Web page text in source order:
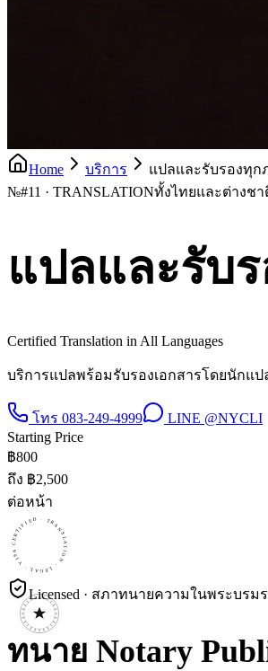
Home บริการ
แปลและรับรองทุก
№#11 · TRANSLATIONทั้งไทยและต่างชา
แปลและรับ
Certified Translation in All Languages
บริการแปลพร้อมรับรองเอกสารโดยนักแป
โทร 083-249-4999 LINE @NYCLI
Starting Price
฿800
ถึง ฿2,500
ต่อหน้า
CERTIFIED · TRANSLATION · LEGAL · VISA · CERTIFIED · TRANSLATION · LEGAL · VISA · CERTIFIED · TRANSLATION · LEGAL · VISA ·
Licensed · สภาทนายความในพระบรม
ทนาย Notary